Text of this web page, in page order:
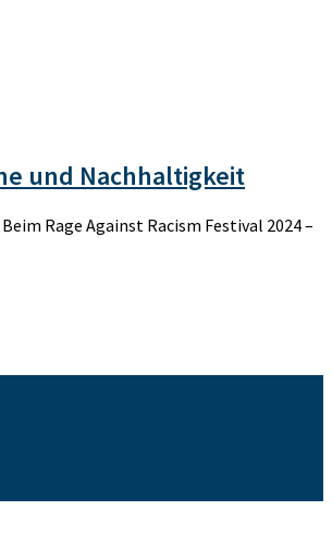
und Nachhaltigkeit
Rage Against Racism Festival 2024 –